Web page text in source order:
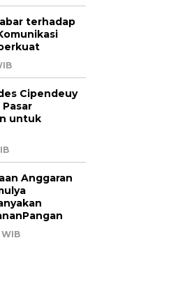
terhadap
Cipendeuy
untuk
Anggaran
WIB